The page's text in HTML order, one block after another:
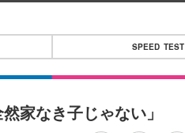
SPEED TEST
家なき子じゃない」